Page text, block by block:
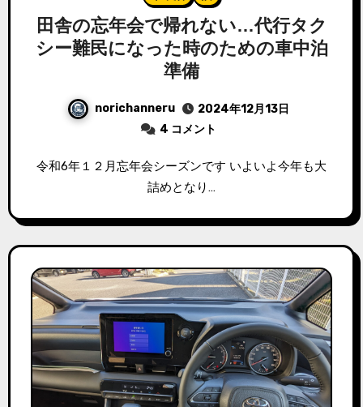
田舎の忘年会で帰れない…代行タク
シー難民になった時のための車中泊
準備
norichanneru
2024年12月13日
4 コメント
令和6年１２月忘年会シーズンです いよいよ今年も大
詰めとなり…